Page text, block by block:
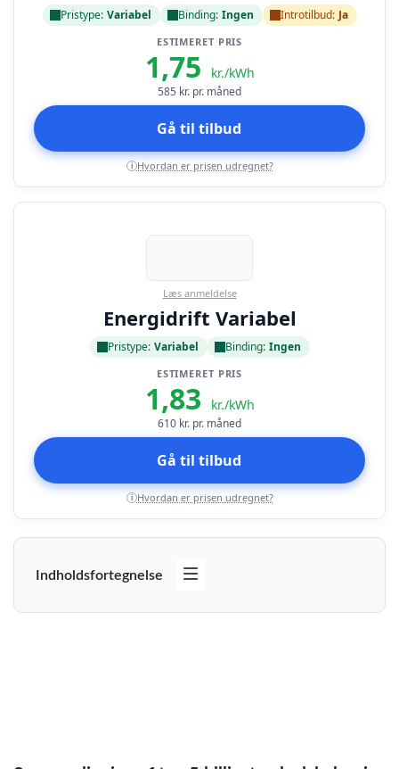
Pristype: Variabel Binding: Ingen Introtilbud: Ja
ESTIMERET PRIS
1,75 kr./kWh
585 kr. pr. måned
Gå til tilbud
i Hvordan er prisen udregnet?
Læs anmeldelse
Energidrift Variabel
Pristype: Variabel Binding: Ingen
ESTIMERET PRIS
1,83 kr./kWh
610 kr. pr. måned
Gå til tilbud
i Hvordan er prisen udregnet?
Indholdsfortegnelse